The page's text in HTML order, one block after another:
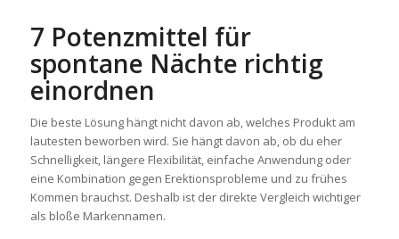
7 Potenzmittel für
spontane Nächte richtig
einordnen
Die beste Lösung hängt nicht davon ab, welches Produkt am
lautesten beworben wird. Sie hängt davon ab, ob du eher
Schnelligkeit, längere Flexibilität, einfache Anwendung oder
eine Kombination gegen Erektionsprobleme und zu frühes
Kommen brauchst. Deshalb ist der direkte Vergleich wichtiger
als bloße Markennamen.